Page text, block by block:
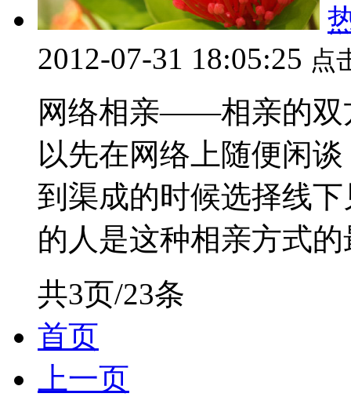
2012-07-31 18:05:25 点
网络相亲——相亲的双
以先在网络上随便闲
到渠成的时候选择线
的人是这种相亲方式
共3页/23条
首页
上一页